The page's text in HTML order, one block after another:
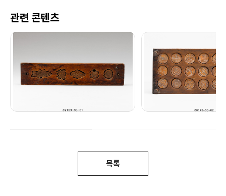
관련 콘텐츠
목록